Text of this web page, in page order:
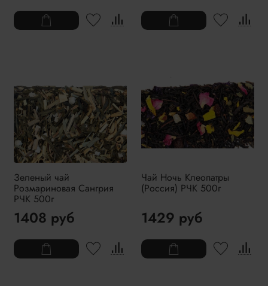
Зеленый чай
Розмариновая Сангрия
РЧК 500г
1408 руб
Чай Ночь Клеопатры
(Россия) РЧК 500г
1429 руб